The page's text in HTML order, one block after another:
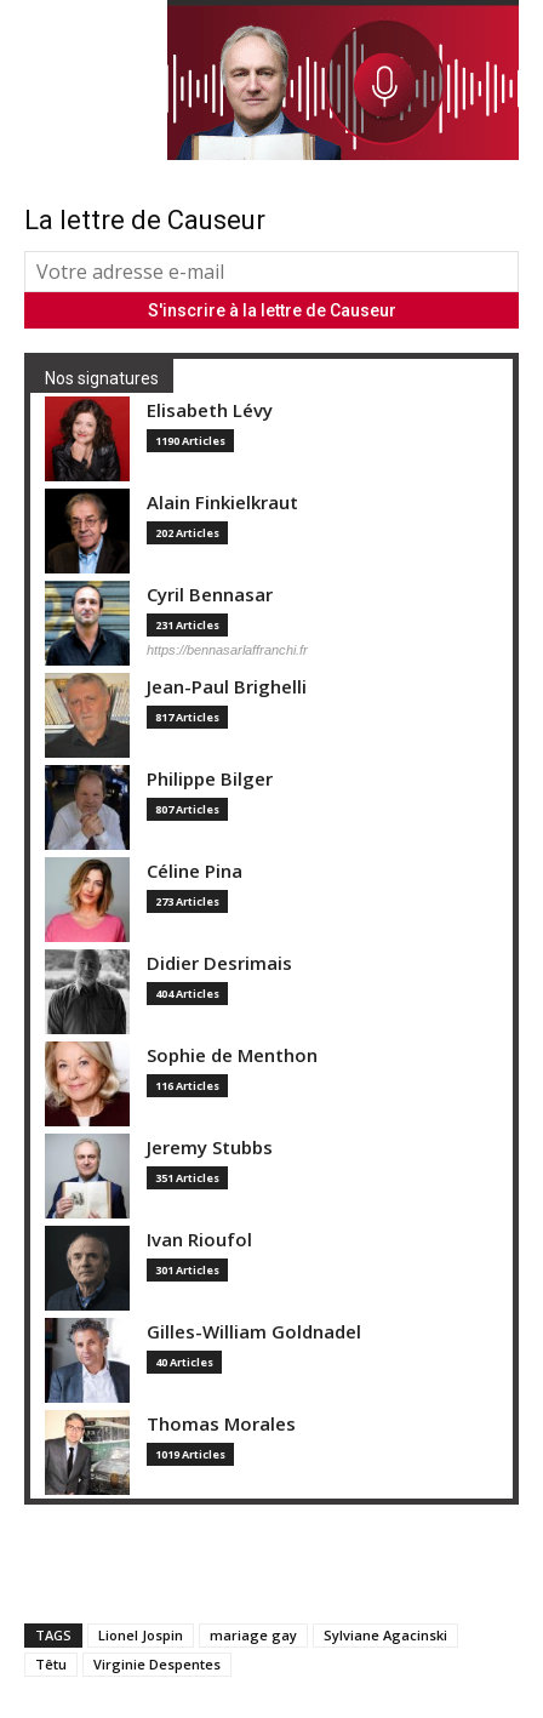
La lettre de Causeur
Nos signatures
Elisabeth Lévy
1190 Articles
Alain Finkielkraut
202 Articles
Cyril Bennasar
231 Articles
https://bennasarlaffranchi.fr
Jean-Paul Brighelli
817 Articles
Philippe Bilger
807 Articles
Céline Pina
273 Articles
Didier Desrimais
404 Articles
Sophie de Menthon
116 Articles
Jeremy Stubbs
351 Articles
Ivan Rioufol
301 Articles
Gilles-William Goldnadel
40 Articles
Thomas Morales
1019 Articles
TAGS Lionel Jospin mariage gay
Sylviane Agacinski
Têtu
Virginie Despentes